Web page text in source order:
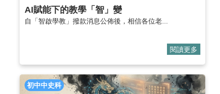
AI賦能下的教學「智」變
自「智啟學教」撥款消息公佈後，相信各位老...
閱讀更多
初中中史科